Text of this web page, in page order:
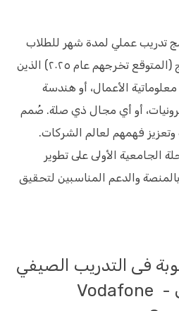
تدريب عملي لمدة شهر للطلاب
الجامعيين أو حديثي التخرج (المتوقع تخرجهم عام ٢٠٢٥) الذين
الأعمال، أو هندسة
أو أي مجال ذي صلة. صُمم
وتعزيز فهمهم لعالم الشركات.
الجامعية الأولى على تطوير
والدعم المناسبين لتحقيق
فى التدريب الصيفي
فى شركة فودافون - Vodafone